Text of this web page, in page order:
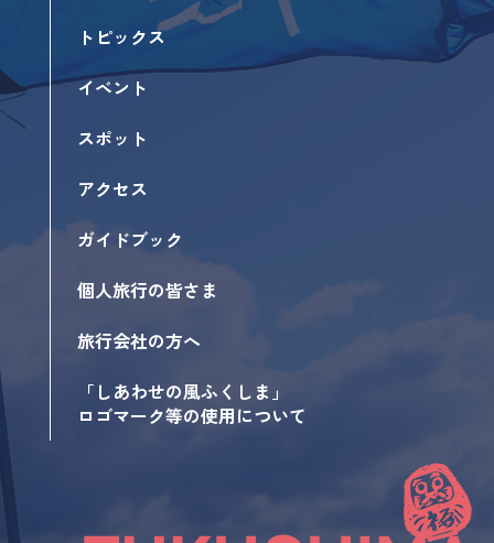
トピックス
イベント
スポット
アクセス
ガイドブック
個人旅行の皆さま
旅行会社の方へ
「しあわせの風ふくしま」
ロゴマーク等の使用について